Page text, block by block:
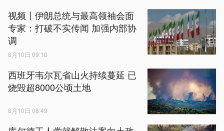
视频丨伊朗总统与最高领袖会面
专家：打破不实传闻 加强内部协
调
8月10日 09:10
西班牙韦尔瓦省山火持续蔓延 已
烧毁超8000公顷土地
8月10日 08:49